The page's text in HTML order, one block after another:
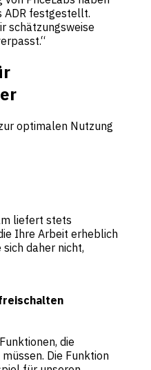
ADR festgestellt.
schätzungsweise
optimalen Nutzung
liefert stets
Ihre Arbeit erheblich
daher nicht,
die
Die Funktion